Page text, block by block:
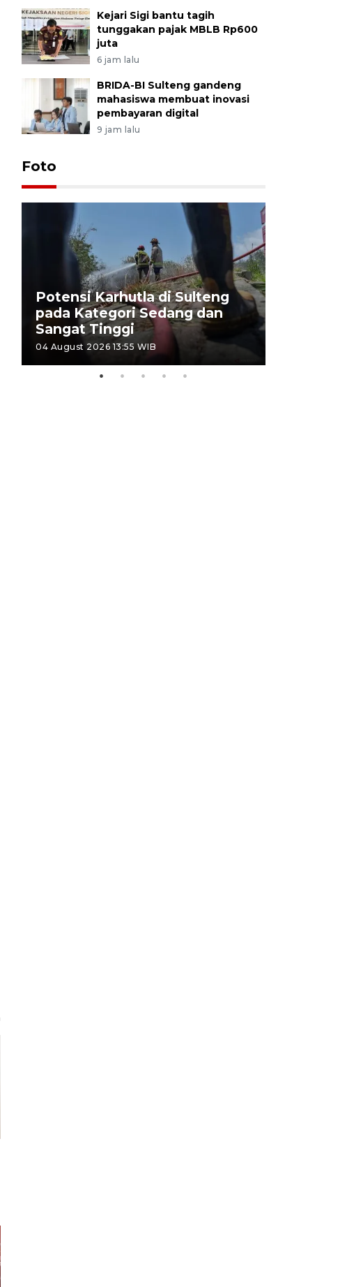
Kejari Sigi bantu tagih
tunggakan pajak MBLB Rp600
juta
6 jam lalu
BRIDA-BI Sulteng gandeng
mahasiswa membuat inovasi
pembayaran digital
9 jam lalu
Foto
Potensi Karhutla di Sulteng
pada Kategori Sedang dan
Sangat Tinggi
04 August 2026 13:55 WIB